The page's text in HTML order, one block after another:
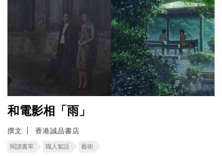
和電影相「雨」
撰文 香港誠品書店
閱讀書單 職人絮語 藝術